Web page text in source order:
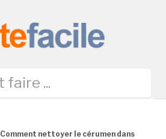
Comment nettoyer le cérumen dans